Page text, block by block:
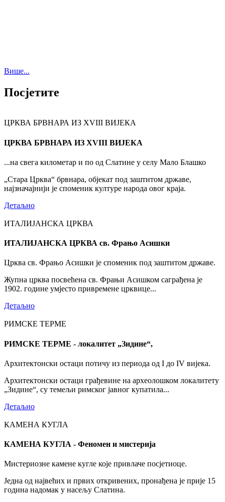
Више...
Посјетите
ЦРКВА БРВНАРА ИЗ XVIII ВИЈЕКА
ЦРКВА БРВНАРА ИЗ XVIII ВИЈЕКА
...на свега километар и по од Слатине у селу Мало Блашко
„Стара Црква“ брвнара, објекат под заштитом државе,
најзначајнији је споменик културе народа овог краја.
Детаљно
ИТАЛИЈАНСКА ЦРКВА
ИТАЛИЈАНСКА ЦРКВА св. Фрањо Асишки
Црква св. Фрањо Асишки је споменик под заштитом државе.
Жупна црква посвећена св. Фрањи Асишком саграђена је
1902. године умјесто привремене црквице...
Детаљно
РИМСКЕ ТЕРМЕ
РИМСКЕ ТЕРМЕ - локалитет „Зидине“,
Архитектонски остаци потичу из периода од I до IV вијека.
Архитектонски остаци грађевине на археолошком локалитету
„Зидине“, су темељи римског јавног купатила...
Детаљно
КАМЕНА КУГЛА
КАМЕНА КУГЛА - Феномен и мистерија
Мистериозне камене кугле које привлаче посјетиоце.
Једна од највећих и првих откривених, пронађена је прије 15
година надомак у насељу Слатина.